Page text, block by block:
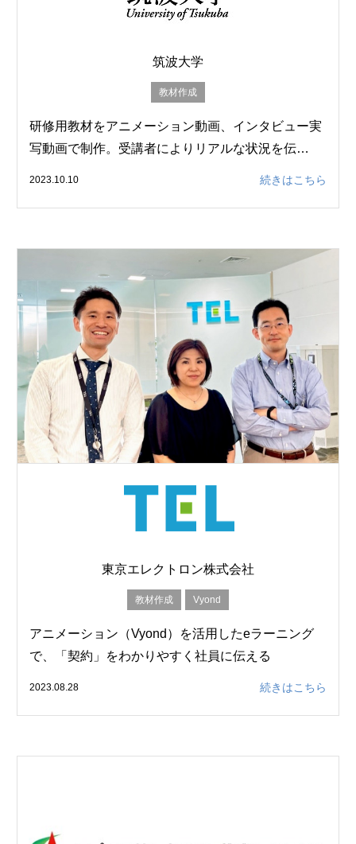
筑波大学
教材作成
研修用教材をアニメーション動画、インタビュー実
写動画で制作。受講者によりリアルな状況を伝…
2023.10.10 続きはこちら
東京エレクトロン株式会社
教材作成 Vyond
アニメーション（Vyond）を活用したeラーニング
で、「契約」をわかりやすく社員に伝える
2023.08.28 続きはこちら